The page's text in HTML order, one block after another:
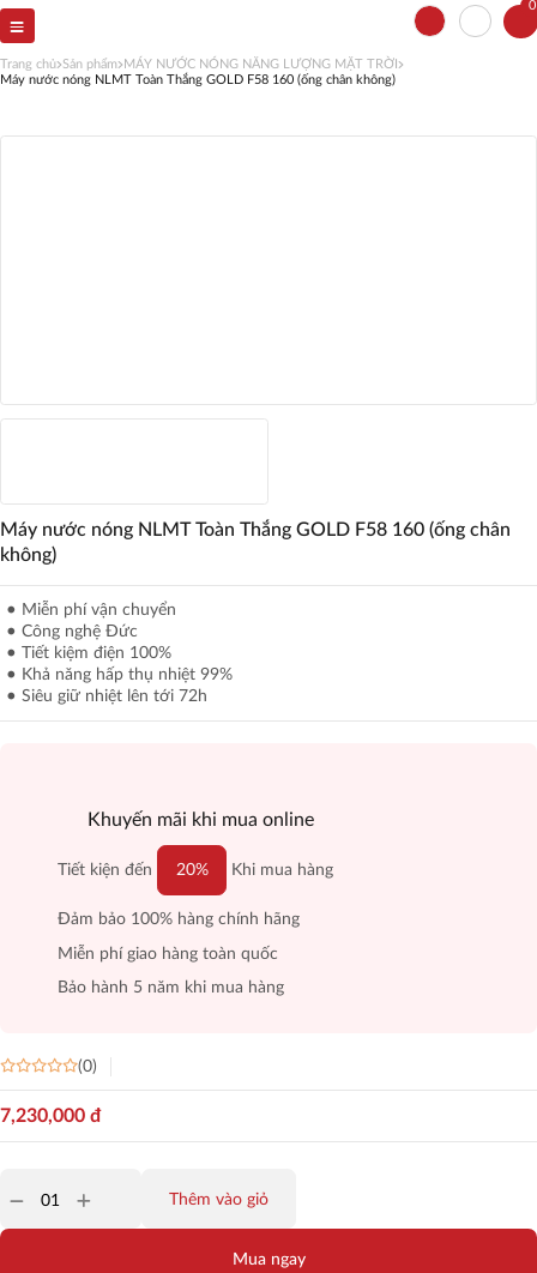
0
Trang chủ Sản phẩm
MÁY NƯỚC NÓNG NĂNG LƯỢNG MẶT TRỜI
Máy nước nóng NLMT Toàn Thắng GOLD F58 160 (ống chân không)
Máy nước nóng NLMT Toàn Thắng GOLD F58 160 (ống chân
không)
Miễn phí vận chuyển
Công nghệ Đức
Tiết kiệm điện 100%
Khả năng hấp thụ nhiệt 99%
Siêu giữ nhiệt lên tới 72h
Khuyến mãi khi mua online
Tiết kiện đến 20% Khi mua hàng
Đảm bảo 100% hàng chính hãng
Miễn phí giao hàng toàn quốc
Bảo hành 5 năm khi mua hàng
(0)
7,230,000 đ
Thêm vào giỏ
Mua ngay